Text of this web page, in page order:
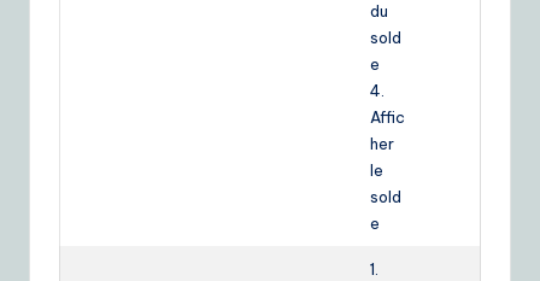
du
sold
e
4.
Affic
her
le
sold
e
1.